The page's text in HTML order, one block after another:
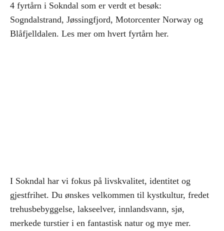
4 fyrtårn i Sokndal som er verdt et besøk:
Sogndalstrand, Jøssingfjord, Motorcenter Norway og
Blåfjelldalen. Les mer om hvert fyrtårn her.
I Sokndal har vi fokus på livskvalitet, identitet og
gjestfrihet. Du ønskes velkommen til kystkultur, fredet
trehusbebyggelse, lakseelver, innlandsvann, sjø,
merkede turstier i en fantastisk natur og mye mer.